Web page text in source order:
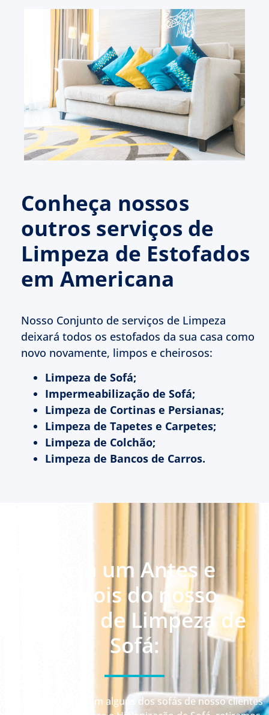
Conheça nossos
outros serviços de
Limpeza de Estofados
em Americana
Nosso Conjunto de serviços de Limpeza
deixará todos os estofados da sua casa como
novo novamente, limpos e cheirosos:
Limpeza de Sofá;
Impermeabilização de Sofá;
Limpeza de Cortinas e Persianas;
Limpeza de Tapetes e Carpetes;
Limpeza de Colchão;
Limpeza de Bancos de Carros.
Veja um Antes e
Depois do nosso
serviço de Limpeza de
Sofá:
Veja como ficaram alguns dos sofás de nosso clientes